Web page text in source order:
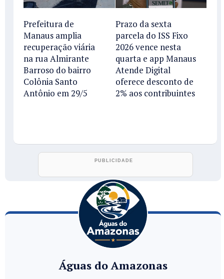
Prefeitura de
Manaus amplia
recuperação viária
na rua Almirante
Barroso do bairro
Colônia Santo
Antônio em 29/5
Prazo da sexta
parcela do ISS Fixo
2026 vence nesta
quarta e app Manaus
Atende Digital
oferece desconto de
2% aos contribuintes
Águas do Amazonas